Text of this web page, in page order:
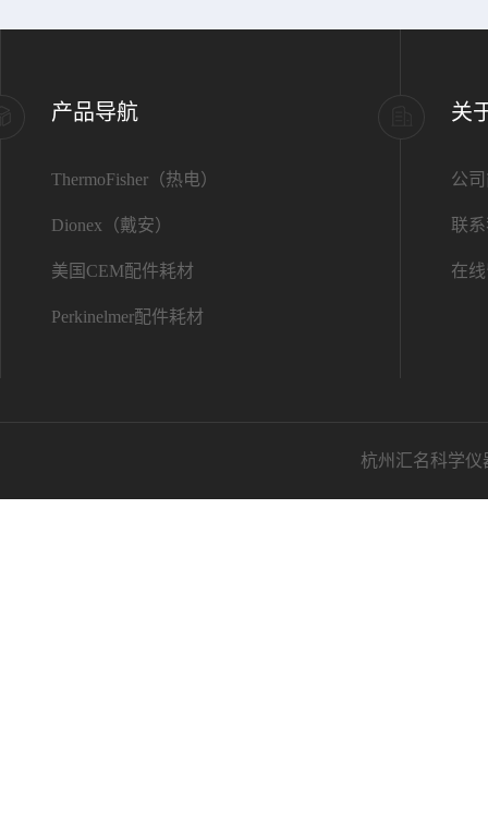
产品导航
ThermoFisher（热电）
Dionex（戴安）
美国CEM配件耗材
Perkinelmer配件耗材
关
公
联
在
杭州汇名科学仪